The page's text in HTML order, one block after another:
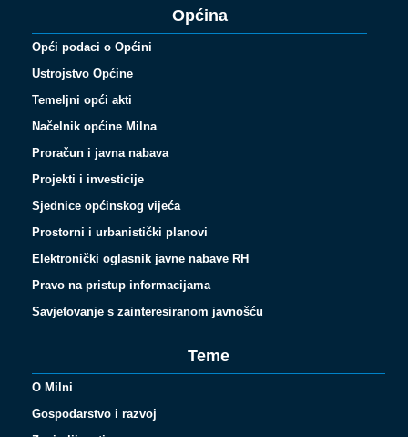
Općina
Opći podaci o Općini
Ustrojstvo Općine
Temeljni opći akti
Načelnik općine Milna
Proračun i javna nabava
Projekti i investicije
Sjednice općinskog vijeća
Prostorni i urbanistički planovi
Elektronički oglasnik javne nabave RH
Pravo na pristup informacijama
Savjetovanje s zainteresiranom javnošću
Teme
O Milni
Gospodarstvo i razvoj